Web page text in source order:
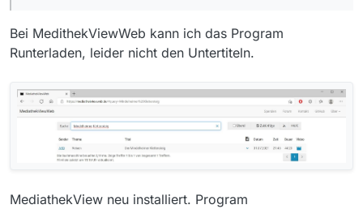
Bei MedithekViewWeb kann ich das Program
Runterladen, leider nicht den Untertiteln.
MediathekView neu installiert. Program